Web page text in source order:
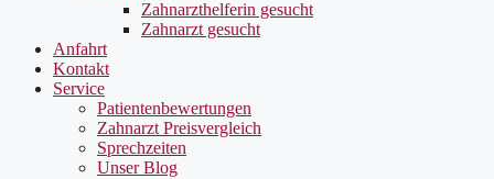
Zahnarzthelferin gesucht
Zahnarzt gesucht
Anfahrt
Kontakt
Service
Patientenbewertungen
Zahnarzt Preisvergleich
Sprechzeiten
Unser Blog